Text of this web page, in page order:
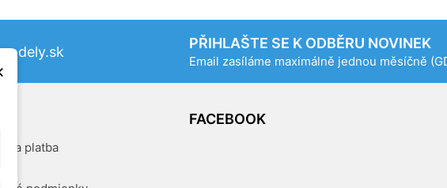
PŘIHLAŠTE SE K ODBĚRU NOVINEK
Email zasíláme maximálně jednou měsíčně
a platba
FACEBOOK